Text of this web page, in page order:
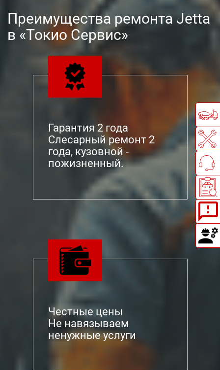
Преимущества ремонта Jetta
в «Токио Сервис»
Гарантия 2 года
Слесарный ремонт 2
года, кузовной -
пожизненный.
Честные цены
Не навязываем
ненужные услуги